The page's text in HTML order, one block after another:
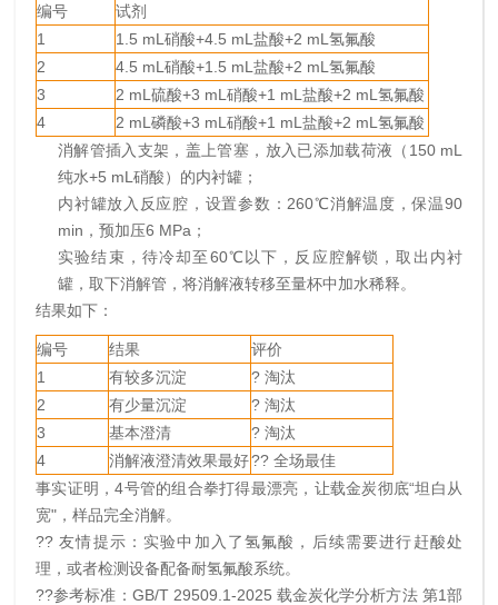
编号
试剂
1
1.5 mL硝酸+4.5 mL盐酸+2 mL氢氟酸
2
4.5 mL硝酸+1.5 mL盐酸+2 mL氢氟酸
3
2 mL硫酸+3 mL硝酸+1 mL盐酸+2 mL氢氟酸
4
2 mL磷酸+3 mL硝酸+1 mL盐酸+2 mL氢氟酸
消解管插入支架，盖上管塞，放入已添加载荷液（150 mL
纯水+5 mL硝酸）的内衬罐；
内衬罐放入反应腔，设置参数：260℃消解温度，保温90
min，预加压6 MPa；
实验结束，待冷却至60℃以下，反应腔解锁，取出内衬
罐，取下消解管，将消解液转移至量杯中加水稀释。
结果如下：
编号 结果
评价
1
有较多沉淀
? 淘汰
2
有少量沉淀
? 淘汰
3
基本澄清
? 淘汰
4
消解液澄清效果最好?? 全场最佳
事实证明，4号管的组合拳打得最漂亮，让载金炭彻底“坦白从
宽"，样品完全消解。
?? 友情提示：实验中加入了氢氟酸，后续需要进行赶酸处
理，或者检测设备配备耐氢氟酸系统。
??参考标准：GB/T 29509.1-2025 载金炭化学分析方法 第1部